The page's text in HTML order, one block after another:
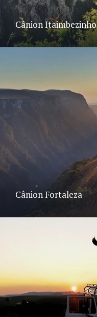
Cânion Itaimbezinho
Cânion Fortaleza